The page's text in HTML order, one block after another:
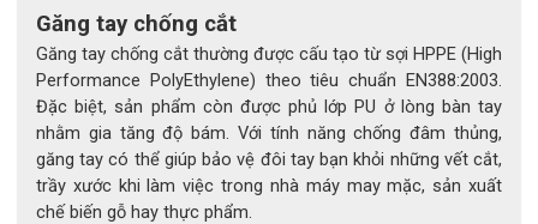
bảo công việc của bạn được không thỏa hiệp.
Găng tay chống cắtAnsell Hyflex 11-818 thường được
sử dụng trong các ngành công nghiệp như : Hàng
không, lắp ráp ô tô, xí nghiệp hóa chất, vận chuyển hàng
hóa, chế tạo kim loại, ...v....v.....
TIÊU CHUẨN
Găng tay chống cắt
Găng tay chống cắt thường được cấu tạo từ sợi HPPE (High
Performance PolyEthylene) theo tiêu chuẩn EN388:2003.
Đặc biệt, sản phẩm còn được phủ lớp PU ở lòng bàn tay
nhằm gia tăng độ bám. Với tính năng chống đâm thủng,
găng tay có thể giúp bảo vệ đôi tay bạn khỏi những vết cắt,
trầy xước khi làm việc trong nhà máy may mặc, sản xuất
chế biến gỗ hay thực phẩm.